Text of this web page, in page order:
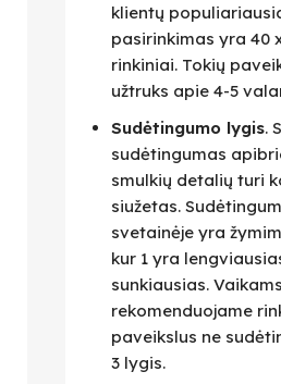
klientų
pasirinkimas yra 40
rinkiniai. Tokių
užtruks apie 4-5
Sudėtingumo lygis.
sudėtingumas
smulkių detalių turi
siužetas.
svetainėje yra
kur 1 yra
sunkiausias.
rekomenduojame
paveikslus ne
3 lygis.